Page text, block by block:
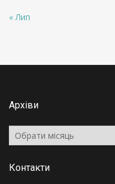
« Лип
Архіви
Архіви
Контакти